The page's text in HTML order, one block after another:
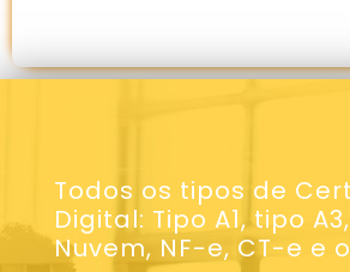
Todos os tipos de
Digital: Tipo A1, tipo
Nuvem, NF-e, CT-e e